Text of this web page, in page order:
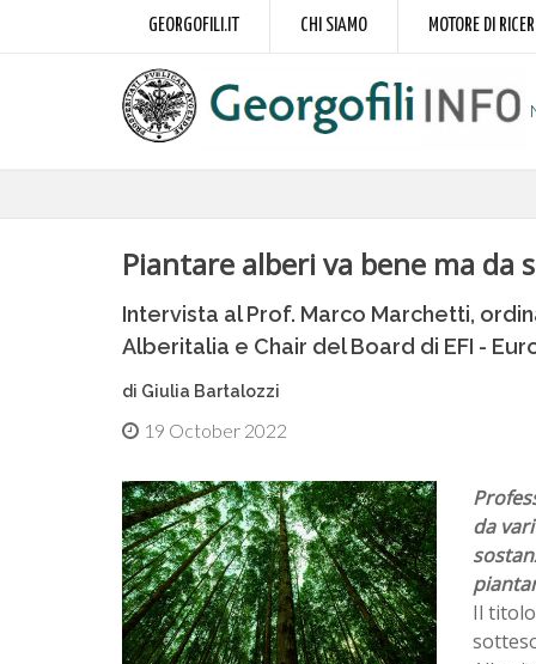
GEORGOFILI.IT CHI SIAMO MOTORE DI
Piantare alberi va bene ma da
Intervista al Prof. Marco Marchetti,
Alberitalia e Chair del Board di EFI -
di Giulia Bartalozzi
19 October 2022
da
Il